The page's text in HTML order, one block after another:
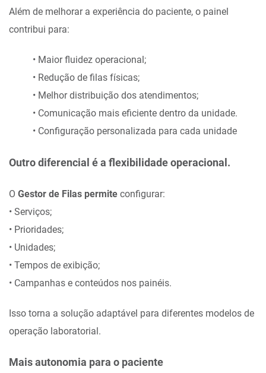
Além de melhorar a experiência do paciente, o painel
contribui para:
• Maior fluidez operacional;
• Redução de filas físicas;
• Melhor distribuição dos atendimentos;
• Comunicação mais eficiente dentro da unidade.
• Configuração personalizada para cada unidade
Outro diferencial é a flexibilidade operacional.
O Gestor de Filas permite configurar:
• Serviços;
• Prioridades;
• Unidades;
• Tempos de exibição;
• Campanhas e conteúdos nos painéis.
Isso torna a solução adaptável para diferentes modelos de
operação laboratorial.
Mais autonomia para o paciente